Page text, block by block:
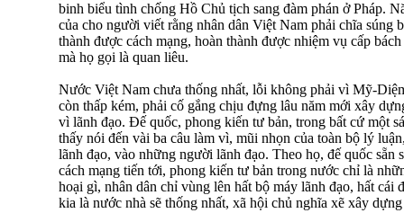
binh biểu tình chống Hồ Chủ tịch sang đàm phán ở Pháp.
của cho người viết rằng nhân dân Việt Nam phải chĩa súng
thành được cách mạng, hoàn thành được nhiệm vụ cấp
mà họ gọi là quan liêu.
Nước Việt Nam chưa thống nhất, lỗi không phải vì Mỹ-
còn thấp kém, phải cố gắng chịu đựng lâu năm mới xây
vì lãnh đạo. Đế quốc, phong kiến tư bản, trong bất cứ một
thấy nói đến vài ba câu làm vì, mũi nhọn của toàn bộ lý
lãnh đạo, vào những người lãnh đạo. Theo họ, đế quốc sẵn
cách mạng tiến tới, phong kiến tư bản trong nước chỉ là
hoại gì, nhân dân chỉ vùng lên hất bộ máy lãnh đạo, hất cái
kia là nước nhà sẽ thống nhất, xã hội chủ nghĩa xẽ xây